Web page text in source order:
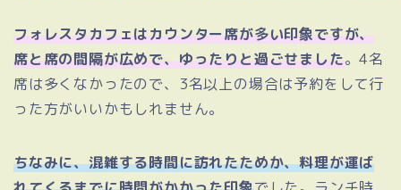
フォレスタカフェはカウンター席が多い印象ですが、
席と席の間隔が広めで、ゆったりと過ごせました。4名
席は多くなかったので、3名以上の場合は予約をして行
った方がいいかもしれません。
ちなみに、混雑する時間に訪れたためか、料理が運ば